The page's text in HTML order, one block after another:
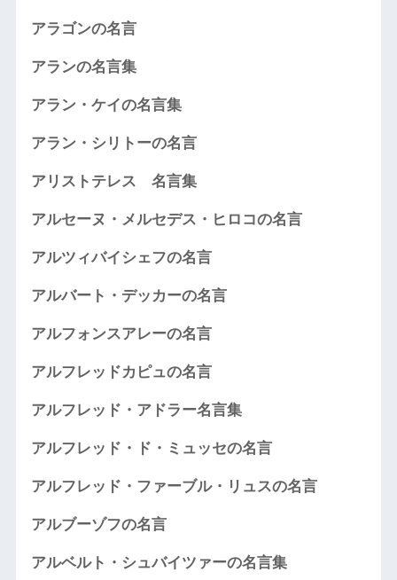
アラゴンの名言
アランの名言集
アラン・ケイの名言集
アラン・シリトーの名言
アリストテレス 名言集
アルセーヌ・メルセデス・ヒロコの名言
アルツィバイシェフの名言
アルバート・デッカーの名言
アルフォンスアレーの名言
アルフレッドカピュの名言
アルフレッド・アドラー名言集
アルフレッド・ド・ミュッセの名言
アルフレッド・ファーブル・リュスの名言
アルブーゾフの名言
アルベルト・シュバイツァーの名言集